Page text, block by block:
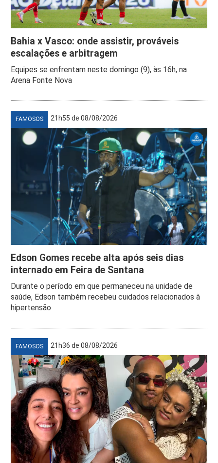
Bahia x Vasco: onde assistir, prováveis
escalações e arbitragem
Equipes se enfrentam neste domingo (9), às 16h, na
Arena Fonte Nova
FAMOSOS 21h55 de 08/08/2026
Edson Gomes recebe alta após seis dias
internado em Feira de Santana
Durante o período em que permaneceu na unidade de
saúde, Edson também recebeu cuidados relacionados à
hipertensão
FAMOSOS 21h36 de 08/08/2026